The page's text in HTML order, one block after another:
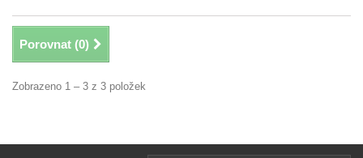
Porovnat (0)
Zobrazeno 1 – 3 z 3 položek